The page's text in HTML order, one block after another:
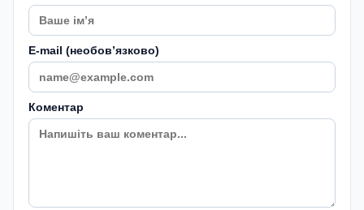
E-mail (необовʼязково)
Коментар